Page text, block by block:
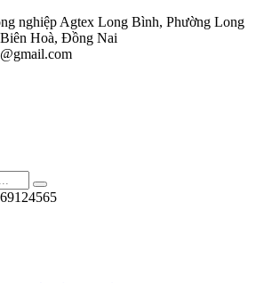
nghiệp Agtex Long Bình, Phường Long
Hoà, Đồng Nai